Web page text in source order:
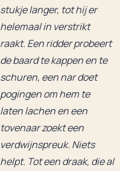
stukje langer, tot hij er
helemaal in verstrikt
raakt. Een ridder probeert
de baard te kappen en te
schuren, een nar doet
pogingen om hem te
laten lachen en een
tovenaar zoekt een
verdwijnspreuk. Niets
helpt. Tot een draak, die al